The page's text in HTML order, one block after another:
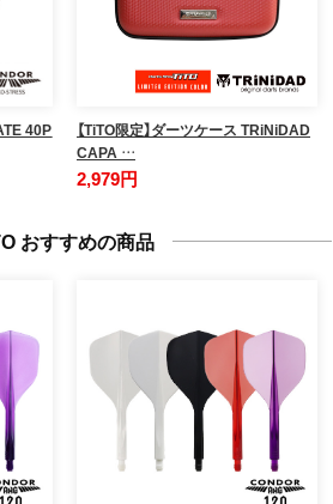
40P
【TiTO限定】ダーツケース TRiNiDAD
CAPA …
2,979円
おすすめの商品